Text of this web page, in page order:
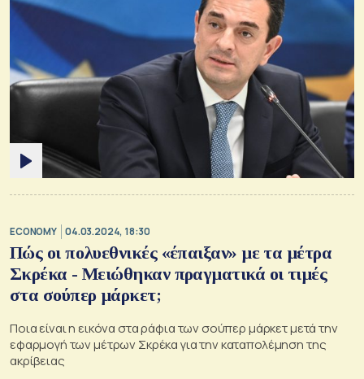
ECONOMY 04.03.2024, 18:30
Πώς οι πολυεθνικές «έπαιξαν» με τα μέτρα
Σκρέκα - Μειώθηκαν πραγματικά οι τιμές
στα σούπερ μάρκετ;
Ποια είναι η εικόνα στα ράφια των σούπερ μάρκετ μετά την
εφαρμογή των μέτρων Σκρέκα για την καταπολέμηση της
ακρίβειας